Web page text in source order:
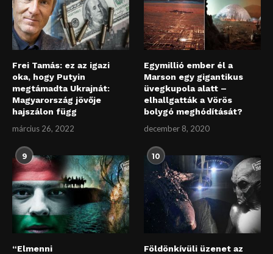
Frei Tamás: ez az igazi
oka, hogy Putyin
megtámadta Ukrajnát:
Magyarország jövője
hajszálon függ
március 26, 2022
Egymillió ember él a
Marson egy gigantikus
üvegkupola alatt –
elhallgatták a Vörös
bolygó meghódítását?
december 8, 2020
9
“Elmenni
10
Földönkívüli üzenet az